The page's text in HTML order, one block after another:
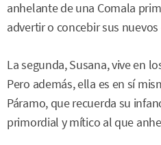
anhelante de una Comala
advertir o concebir sus
La segunda, Susana, vive en
Pero además, ella es en sí
Páramo, que recuerda su
primordial y mítico al que